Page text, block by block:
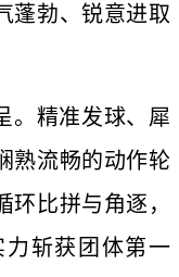
蓬勃、锐意进取
。精准发球、犀
熟流畅的动作轮
比拼与角逐，
斩获团体第一